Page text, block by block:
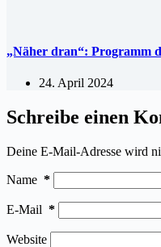
„Näher dran“: Programm
24. April 2024
Schreibe einen
Deine E-Mail-Adresse wird
Name *
E-Mail *
Website